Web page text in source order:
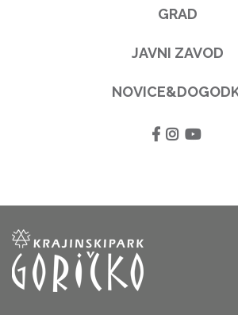
GRAD
JAVNI ZAVOD